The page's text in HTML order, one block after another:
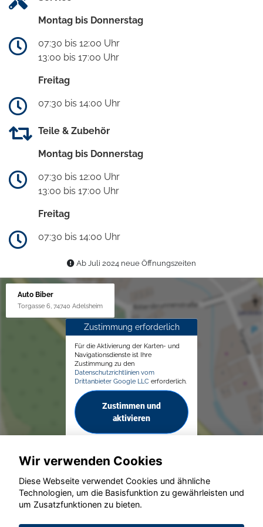
Montag bis Donnerstag
07:30 bis 12:00 Uhr
13:00 bis 17:00 Uhr
Freitag
07:30 bis 14:00 Uhr
Teile & Zubehör
Montag bis Donnerstag
07:30 bis 12:00 Uhr
13:00 bis 17:00 Uhr
Freitag
07:30 bis 14:00 Uhr
Ab Juli 2024 neue Öffnungszeiten
Auto Biber
Torgasse 6, 74740 Adelsheim
Zustimmung erforderlich
Für die Aktivierung der Karten- und
Navigationsdienste ist Ihre
Zustimmung zu den
Datenschutzrichtlinien vom
Drittanbieter Google LLC erforderlich.
Zustimmen und
aktivieren
© konjunkturmotor.de GmbH 2020 - 2026
Wir verwenden Cookies
Diese Webseite verwendet Cookies und ähnliche
Technologien, um die Basisfunktion zu gewährleisten und
um Zusatzfunktionen zu bieten.